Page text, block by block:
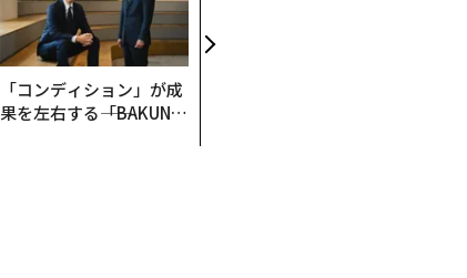
「コンディション」が成
果を左右する――「BAKUN
を徹底する理由